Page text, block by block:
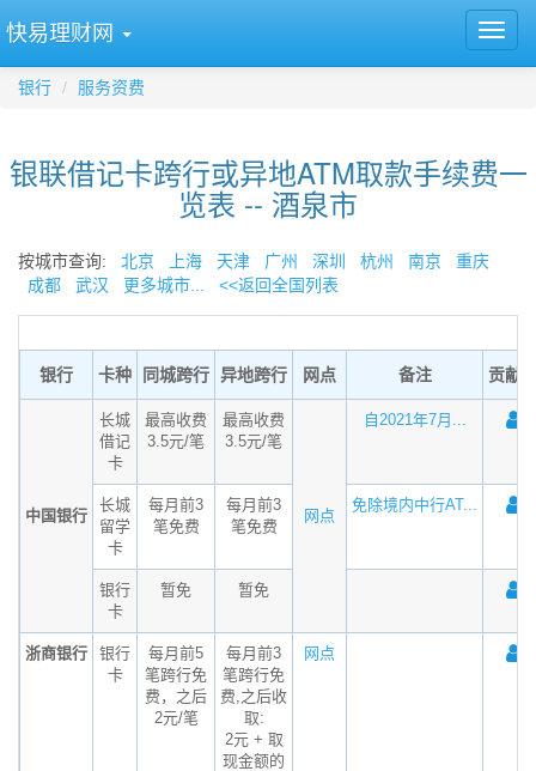
快易理财网
银行 服务资费
银联借记卡跨行或异地ATM取款手续费一
览表 -- 酒泉市
按城市查询: 北京 上海 天津 广州 深圳 杭州 南京
重庆
成都
武汉 更多城市... <<返回全国列表
银行 卡种 同城跨行 异地跨行 网点 备注 贡献
中国银行
长城
借记
卡
最高收费
3.5元/笔
最高收费
3.5元/笔
网点
自2021年7月...
长城
留学
卡
每月前3
笔免费
每月前3
笔免费
免除境内中行AT...
银行
卡
暂免 暂免
浙商银行
银行
卡
每月前5
笔跨行免
费，之后
2元/笔
每月前3
笔跨行免
费,之后收
取:
2元 + 取
现金额的
网点